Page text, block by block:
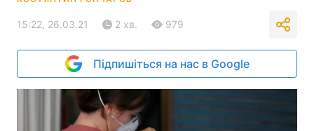
15:22, 26.03.21 2 хв. 979
Підпишіться на нас в Google